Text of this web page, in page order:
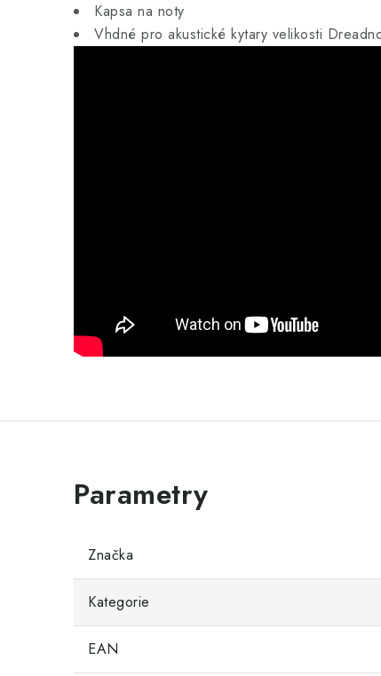
Kapsa na noty
Vhdné pro akustické kytary velikosti
Značka
Kategorie
EAN